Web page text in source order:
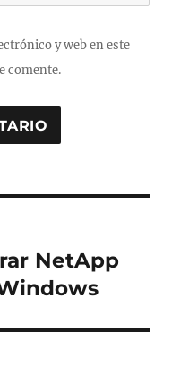
y web en este
comente.
NetApp